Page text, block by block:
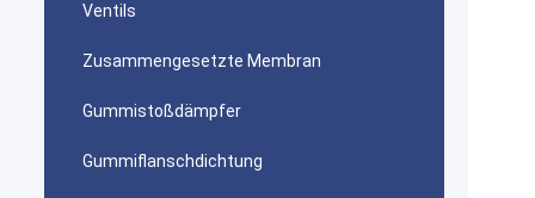
Ventils
Zusammengesetzte Membran
Gummistoßdämpfer
Gummiflanschdichtung